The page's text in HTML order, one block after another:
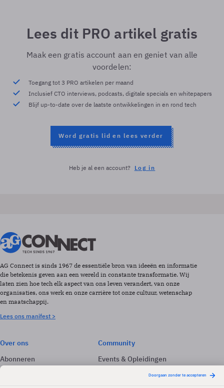
Lees dit PRO artikel gratis
Maak een gratis account aan en geniet van alle
voordelen:
Toegang tot 3 PRO artikelen per maand
Inclusief CTO interviews, podcasts, digitale specials en whitepapers
Blijf up-to-date over de laatste ontwikkelingen in en rond tech
Word gratis lid en lees verder
Heb je al een account? Log in
AG Connect is sinds 1967 de essentiële bron van ideeën en informatie
die betekenis geven aan een wereld in constante transformatie. Wij
laten zien hoe tech elk aspect van ons leven verandert, van onze
organisaties, ons werk en onze carrière tot onze cultuur, wetenschap
en maatschappij.
Lees ons manifest >
Over ons
Abonneren
Adverteren
Community
Events & Opleidingen